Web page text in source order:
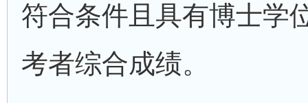
符合条件且具有博士学
考者综合成绩。